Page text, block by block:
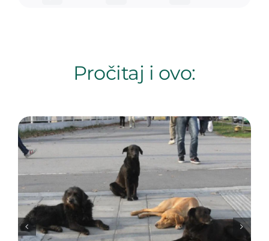
Pročitaj i ovo: